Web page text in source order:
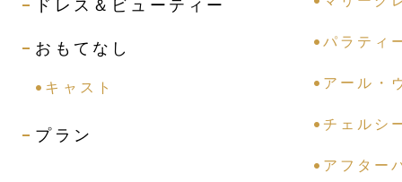
ドレス＆ビューティー
おもてなし
キャスト
プラン
パラティ
アール・
チェルシ
アフター